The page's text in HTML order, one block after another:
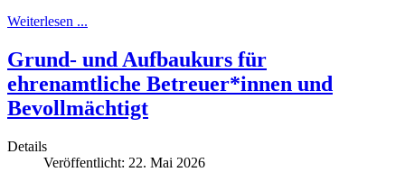
Weiterlesen ...
Grund- und Aufbaukurs für
ehrenamtliche Betreuer*innen und
Bevollmächtigt
Details
Veröffentlicht: 22. Mai 2026